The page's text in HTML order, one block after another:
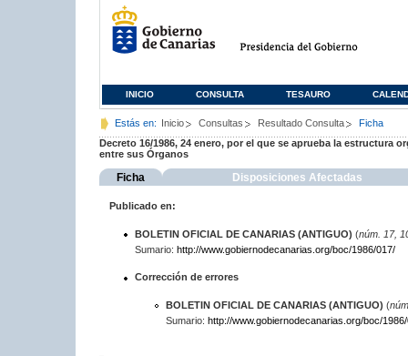
INICIO CONSULTA TESAURO
Estás en: Inicio Consultas Resultado Consulta
Ficha
Decreto 16/1986, 24 enero, por el que se aprueba la estructura
entre sus Órganos
Ficha Disposiciones Afectadas
Publicado en:
BOLETIN OFICIAL DE CANARIAS (ANTIGUO) (núm. 17,
Sumario: http://www.gobiernodecanarias.org/boc/1986/017/
Corrección de errores
BOLETIN OFICIAL DE CANARIAS (ANTIGUO) (
Sumario: http://www.gobiernodecanarias.org/boc/